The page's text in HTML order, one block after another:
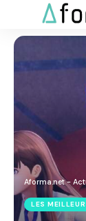
Aforma.net -
LES